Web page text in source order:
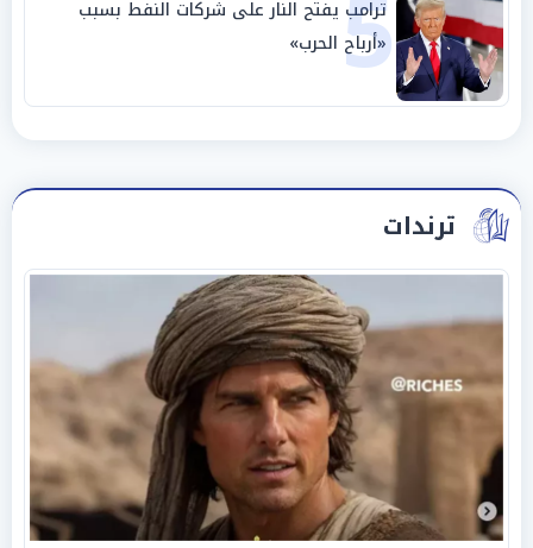
ترامب يفتح النار على شركات النفط بسبب
«أرباح الحرب»
ترندات